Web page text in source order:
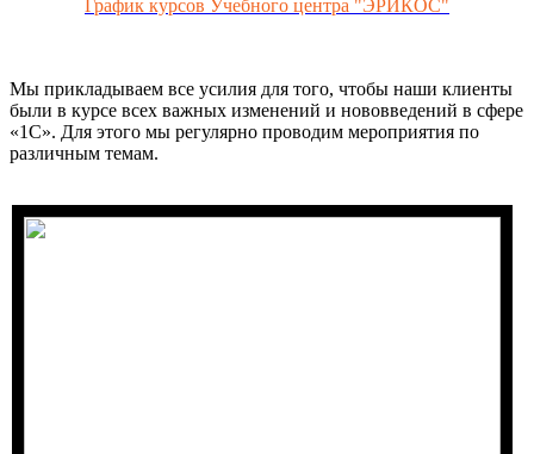
График курсов Учебного центра "ЭРИКОС"
Мы прикладываем все усилия для того, чтобы наши клиенты
были в курсе всех важных изменений и нововведений в сфере
«1С». Для этого мы регулярно проводим мероприятия по
различным темам.